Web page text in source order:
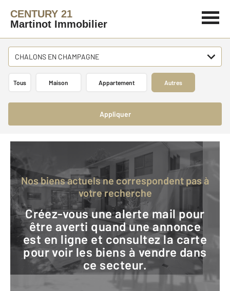
CENTURY 21
Martinot Immobilier
CHALONS EN CHAMPAGNE
Tous Maison Appartement Autres
Appliquer
Nos biens actuels ne correspondent pas à
votre recherche
Créez-vous une alerte mail pour
être averti quand une annonce
est en ligne et consultez la carte
pour voir les biens à vendre dans
ce secteur.